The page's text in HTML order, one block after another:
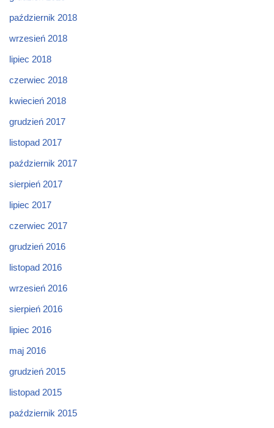
październik 2018
wrzesień 2018
lipiec 2018
czerwiec 2018
kwiecień 2018
grudzień 2017
listopad 2017
październik 2017
sierpień 2017
lipiec 2017
czerwiec 2017
grudzień 2016
listopad 2016
wrzesień 2016
sierpień 2016
lipiec 2016
maj 2016
grudzień 2015
listopad 2015
październik 2015